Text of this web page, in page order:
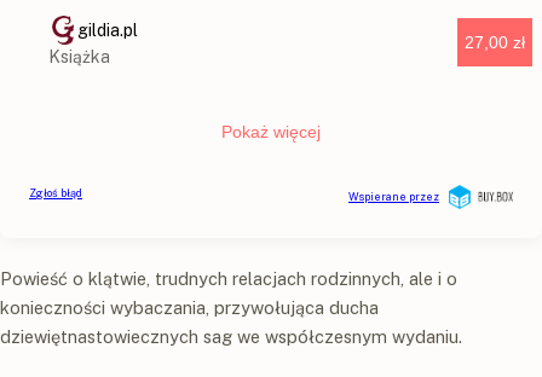
Powieść o klątwie, trudnych relacjach rodzinnych, ale i o
konieczności wybaczania, przywołująca ducha
dziewiętnastowiecznych sag we współczesnym wydaniu.